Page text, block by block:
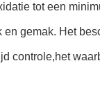
tot een
gemak. Het
controle,het